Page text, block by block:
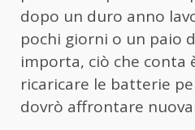
dopo un duro anno
pochi giorni o un paio
importa, ciò che conta
ricaricare le batterie
dovrò affrontare